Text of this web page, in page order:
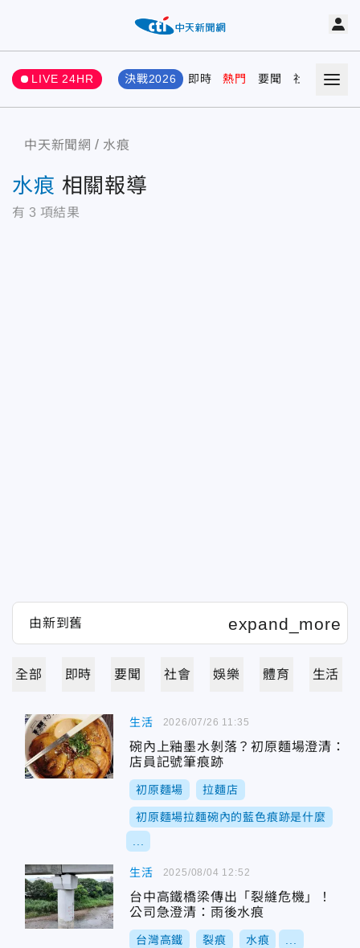
LIVE 24HR 決戰2026 即時 熱門 要聞 社會 娛樂
中天新聞網 水痕
水痕 相關報導
有 3 項結果
全部 即時 要聞 社會 娛樂 體育 生活
生活
碗內上釉墨水剝落？初原麵場澄清：
店員記號筆痕跡
初原麵場 拉麵店
初原麵場拉麵碗內的藍色痕跡是什麼
2026/07/26 11:35
生活
台中高鐵橋梁傳出「裂縫危機」！
公司急澄清：雨後水痕
台灣高鐵 裂痕 水痕
2025/08/04 12:52